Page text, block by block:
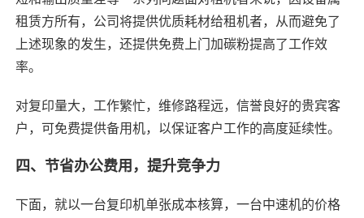
租赁方所有，公司将提供优质耗材给租机者，从而避免了
上述现象的发生，还提供免费上门加碳粉提高了工作效
率。
对复印量大，工作繁忙，维修路程远，信誉良好的贵宾客
户，可免费提供备用机，以保证客户工作的高度延续性。
四、节省办公费用，提升竞争力
下面，就以一台复印机单张成本核算，一台中速机的价格